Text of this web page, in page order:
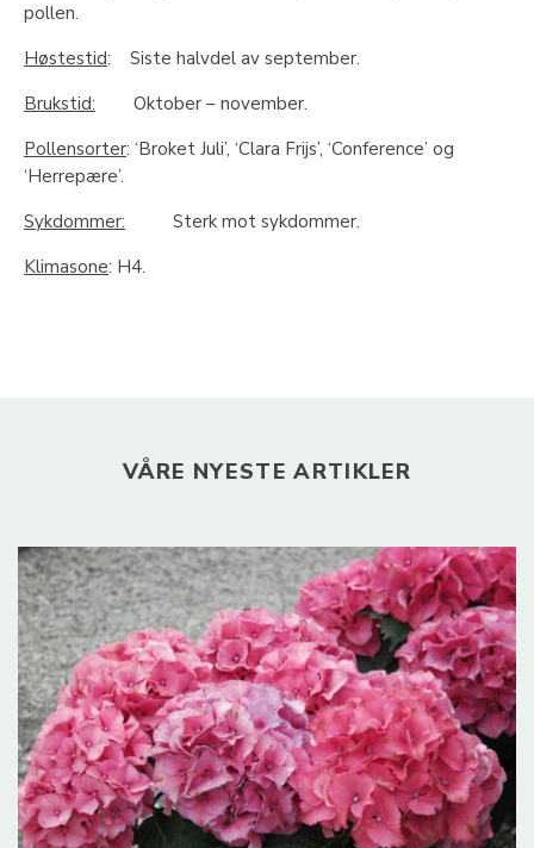
pollen.
Høstestid: Siste halvdel av september.
Brukstid: Oktober – november.
Pollensorter: ‘Broket Juli’, ‘Clara Frijs’, ‘Conference’ og
‘Herrepære’.
Sykdommer: Sterk mot sykdommer.
Klimasone: H4.
VÅRE NYESTE ARTIKLER